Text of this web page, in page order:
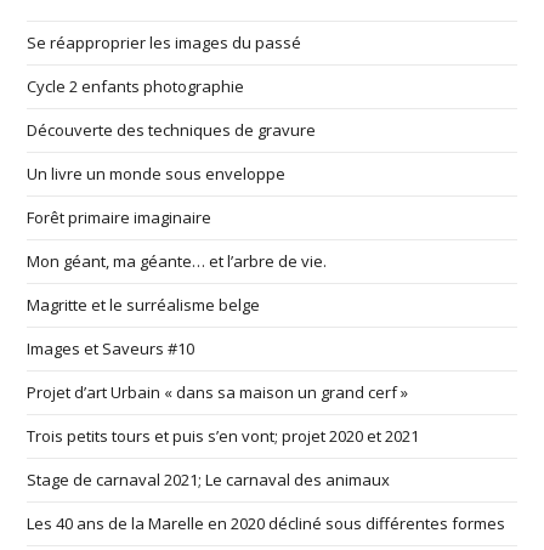
Se réapproprier les images du passé
Cycle 2 enfants photographie
Découverte des techniques de gravure
Un livre un monde sous enveloppe
Forêt primaire imaginaire
Mon géant, ma géante… et l’arbre de vie.
Magritte et le surréalisme belge
Images et Saveurs #10
Projet d’art Urbain « dans sa maison un grand cerf »
Trois petits tours et puis s’en vont; projet 2020 et 2021
Stage de carnaval 2021; Le carnaval des animaux
Les 40 ans de la Marelle en 2020 décliné sous différentes formes